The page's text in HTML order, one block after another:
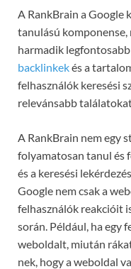
A RankBrain a Google
tanulású
harmadik
backlinkekés a
felhasználók keresési
relevánsabb
A RankBrain nem egy
folyamatosan tanul és
és a keresési
Google nem csak a
felhasználók reakcióit
során. Például, ha egy
weboldalt, miután
nek, hogy a weboldal